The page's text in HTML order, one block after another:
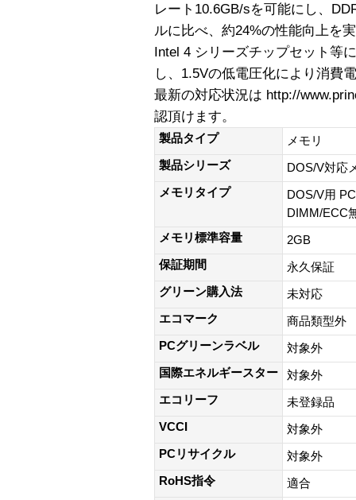
レート10.6GB/sを可能にし、
ルに比べ、約24%の性能向上を
Intel 4 シリーズチップセット等
し、1.5Vの低電圧化により消費
最新の対応状況は http://
認頂けます。
製品タイプ
メモリ
製品シリーズ
DOS/V対応
メモリタイプ
DOS/V用
DIMM/ECC
メモリ標準容量
2GB
保証期間
永久保証
グリーン購入法
未対応
エコマーク
商品類型外
PCグリーンラベル
対象外
国際エネルギースター
対象外
エコリーフ
未登録品
VCCI
対象外
PCリサイクル
対象外
RoHS指令
適合